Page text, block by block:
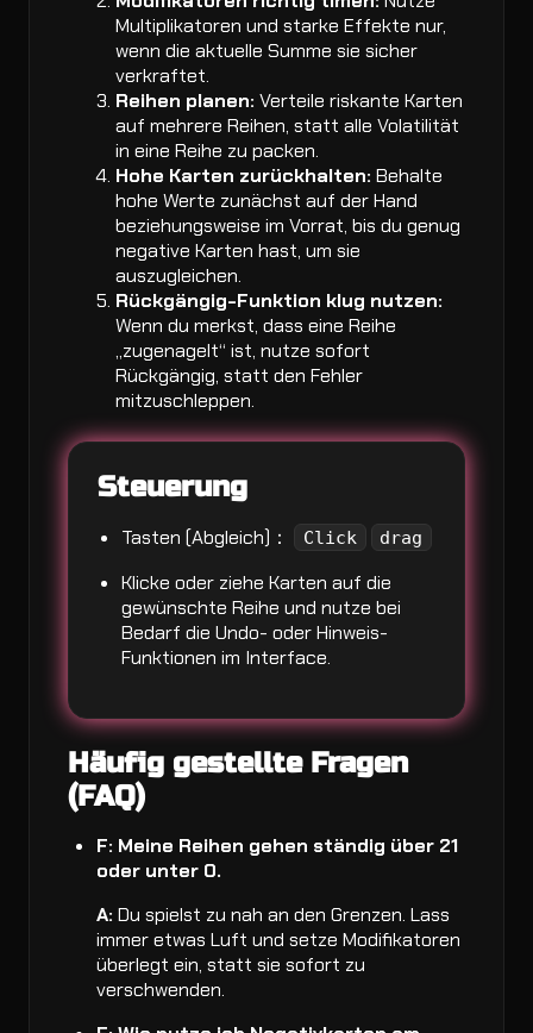
Multiplikatoren und starke Effekte nur,
wenn die aktuelle Summe sie sicher
verkraftet.
Reihen planen: Verteile riskante Karten
auf mehrere Reihen, statt alle Volatilität
in eine Reihe zu packen.
Hohe Karten zurückhalten: Behalte
hohe Werte zunächst auf der Hand
beziehungsweise im Vorrat, bis du genug
negative Karten hast, um sie
auszugleichen.
Rückgängig-Funktion klug nutzen:
Wenn du merkst, dass eine Reihe
„zugenagelt“ ist, nutze sofort
Rückgängig, statt den Fehler
mitzuschleppen.
Steuerung
Tasten (Abgleich)： Click drag
Klicke oder ziehe Karten auf die
gewünschte Reihe und nutze bei
Bedarf die Undo- oder Hinweis-
Funktionen im Interface.
Häufig gestellte Fragen
(FAQ)
F: Meine Reihen gehen ständig über 21
oder unter 0.
A: Du spielst zu nah an den Grenzen. Lass
immer etwas Luft und setze Modifikatoren
überlegt ein, statt sie sofort zu
verschwenden.